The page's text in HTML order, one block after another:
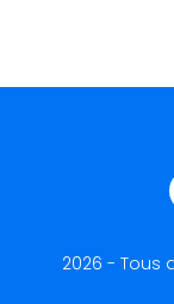
2026 - Tous